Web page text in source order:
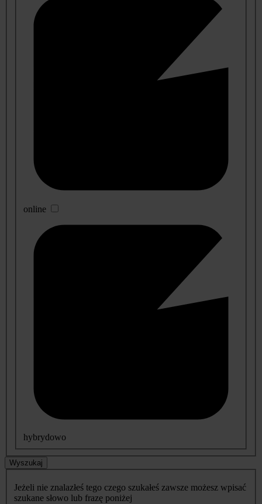
online
hybrydowo
Wyszukaj
Jeżeli nie znalazłeś tego czego szukałeś zawsze możesz wpisać
szukane słowo lub frazę poniżej